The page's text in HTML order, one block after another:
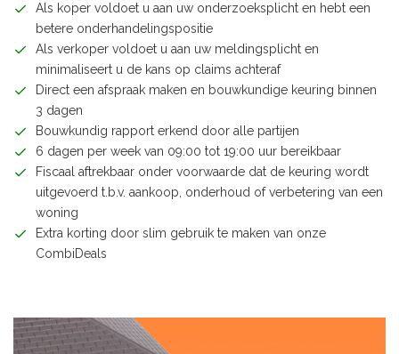
Als koper voldoet u aan uw onderzoeksplicht en hebt een
betere onderhandelingspositie
Als verkoper voldoet u aan uw meldingsplicht en
minimaliseert u de kans op claims achteraf
Direct een afspraak maken en bouwkundige keuring binnen
3 dagen
Bouwkundig rapport erkend door alle partijen
6 dagen per week van 09:00 tot 19:00 uur bereikbaar
Fiscaal aftrekbaar onder voorwaarde dat de keuring wordt
uitgevoerd t.b.v. aankoop, onderhoud of verbetering van een
woning
Extra korting door slim gebruik te maken van onze
CombiDeals